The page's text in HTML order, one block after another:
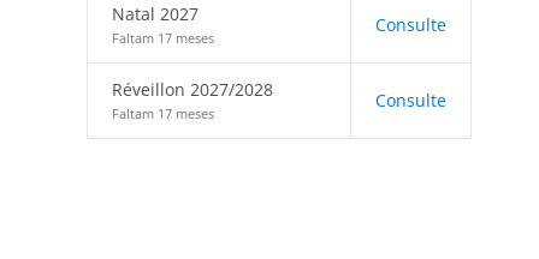
Natal 2027
Faltam 17 meses
Consulte
Réveillon 2027/2028
Faltam 17 meses
Consulte